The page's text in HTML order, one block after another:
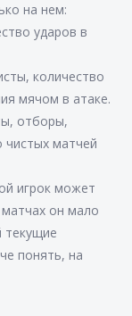
на нем:
ударов в
количество
мячом в атаке.
отборы,
чистых матчей
игрок может
он мало
текущие
понять, на